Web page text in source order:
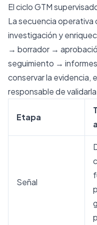
El ciclo GTM
La secuencia
investigación y
→ borrador →
seguimiento →
conservar la evidencia,
responsable de
Etapa
Señal